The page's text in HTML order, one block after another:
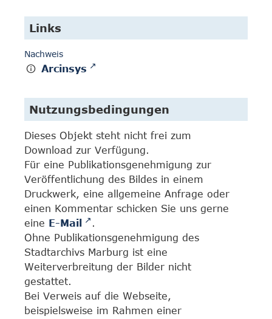
Links
Nachweis
Arcinsys
Nutzungsbedingungen
Dieses Objekt steht nicht frei zum
Download zur Verfügung.
Für eine Publikationsgenehmigung zur
Veröffentlichung des Bildes in einem
Druckwerk, eine allgemeine Anfrage oder
einen Kommentar schicken Sie uns gerne
eine E-Mail
.
Ohne Publikationsgenehmigung des
Stadtarchivs Marburg ist eine
Weiterverbreitung der Bilder nicht
gestattet.
Bei Verweis auf die Webseite,
beispielsweise im Rahmen einer